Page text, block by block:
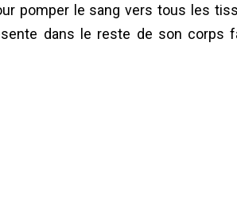
pomper le sang vers tous les
dans le reste de son corps